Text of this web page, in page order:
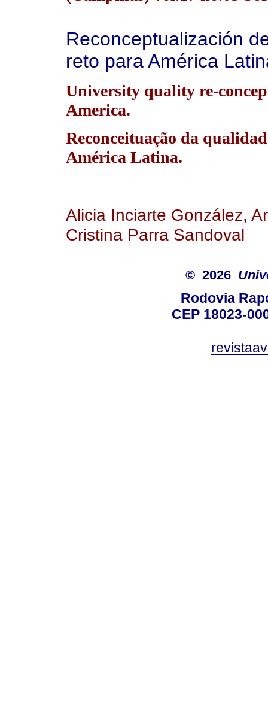
Reconceptualización
reto para América
University quality re-
America.
Reconceituação da
América Latina.
Alicia Inciarte González,
Cristina Parra Sandoval
© 2026
Rodovia
CEP 18023-